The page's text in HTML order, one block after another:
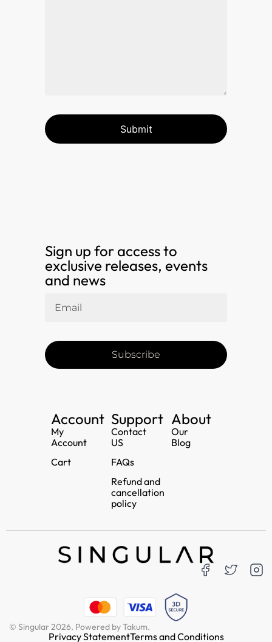
Sign up for access to
exclusive releases, events
and news
Subscribe
Account
My
Account
Cart
Support
Contact
US
FAQs
Refund and
cancellation
policy
About
Our
Blog
© Singular 2026. Powered by Takum.
Privacy StatementTerms and Conditions